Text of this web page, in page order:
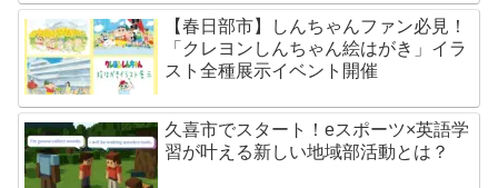
【春日部市】しんちゃんファン必見！
「クレヨンしんちゃん絵はがき」イラ
スト全種展示イベント開催
久喜市でスタート！eスポーツ×英語学
習が叶える新しい地域部活動とは？